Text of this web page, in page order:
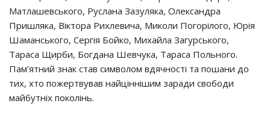
Матлашевського, Руслана Зазуляка, Олександра
Пришляка, Віктора Рихлевича, Миколи Погорілого, Юрія
Шаманського, Сергія Бойко, Михайла Загурського,
Тараса Щирби, Богдана Шевчука, Тараса Польного.
Пам’ятний знак став символом вдячності та пошани до
тих, хто пожертвував найціннішим заради свободи
майбутніх поколінь.